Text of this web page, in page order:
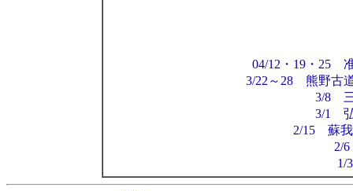
04/12・19・25
3/22～28 熊野古
3/8
3/1
2/15 蘇
2/
1/